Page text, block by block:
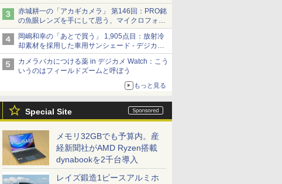
Watch
赤城耕一の「アカギカメラ」 第146回：PRO銘
の魚眼レンズを手にして思う、マイクロフォー
サーズへの期待と可能性
岡嶋和幸の「あとで買う」 1,905点目：放射冷
却素材を採用した車用サンシェード - デジカメ
Watch
カメラバカにつける薬 in デジカメ Watch：こう
いうのはフィールドズームと呼ぼう
もっと見る
Special Site
メモリ32GBでも予算内。産
経新聞社がAMD Ryzen搭載
dynabookを2千台導入
レイズ鍛造1ピースアルミホ